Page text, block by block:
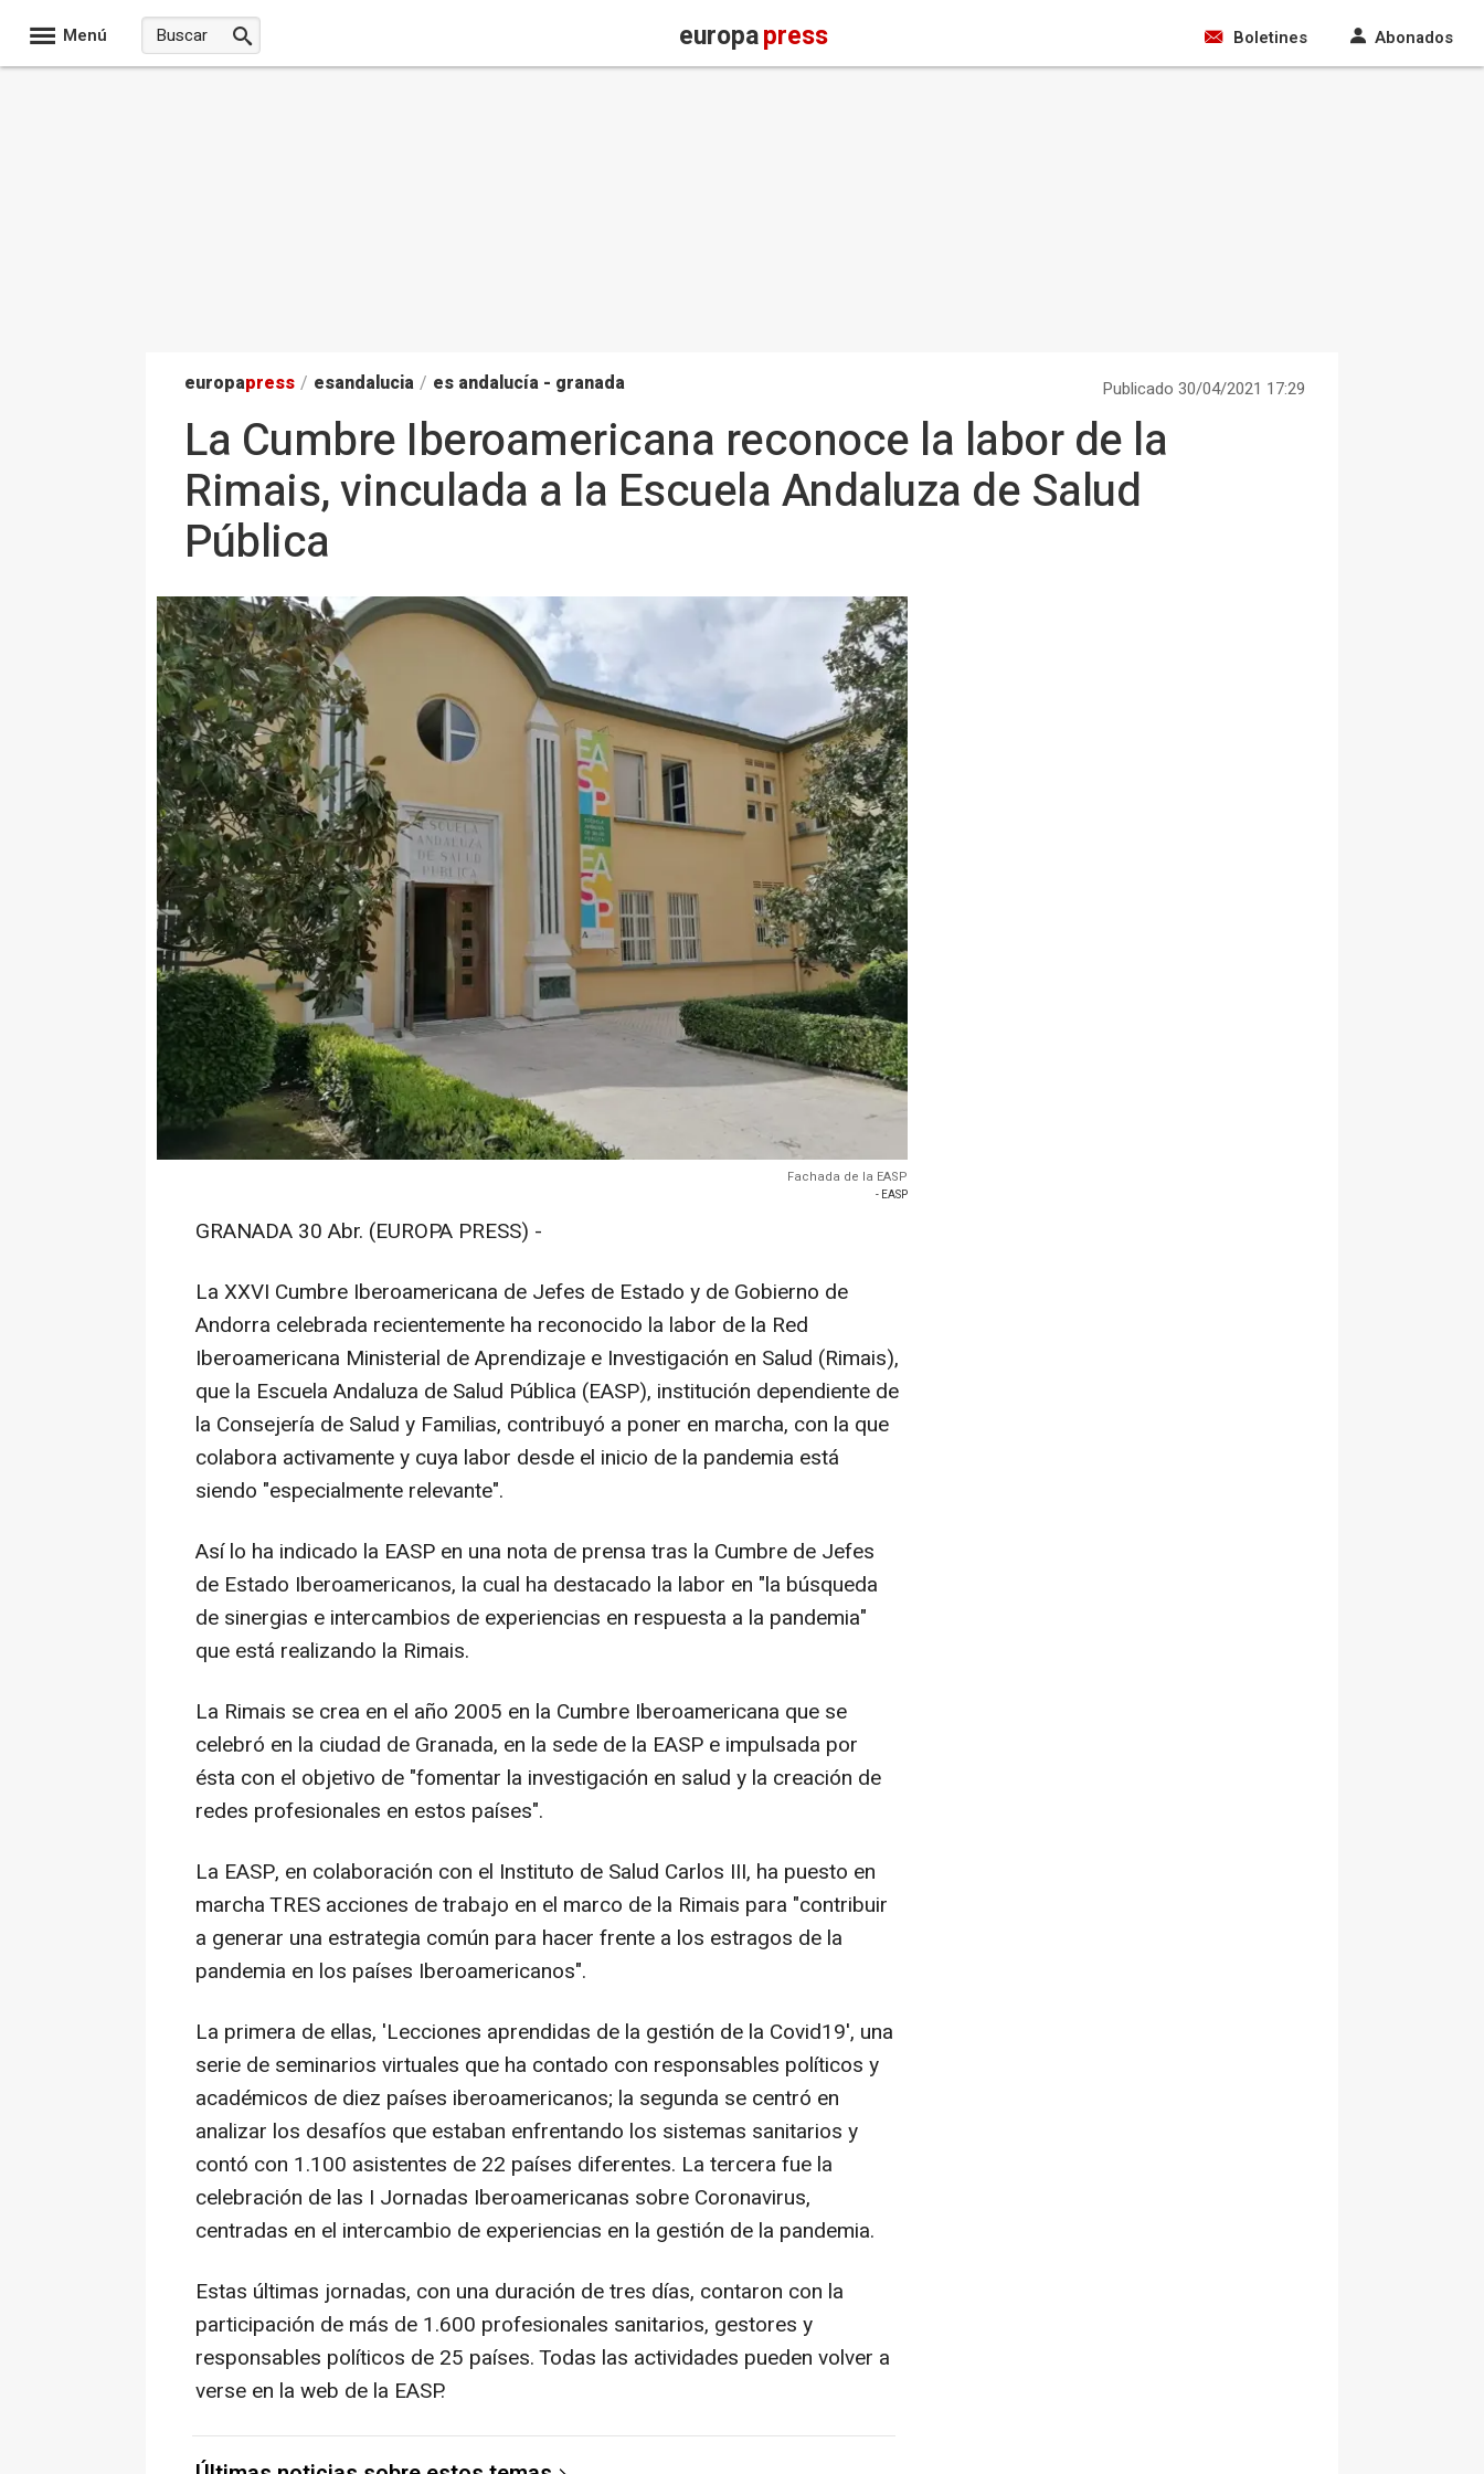
Menú europapress Boletines Abonados
europapress / esandalucia / es andalucía - granada Publicado 30/04/2021 17:29
La Cumbre Iberoamericana reconoce la labor de la
Rimais, vinculada a la Escuela Andaluza de Salud
Pública
Fachada de la EASP
- EASP
GRANADA 30 Abr. (EUROPA PRESS) -
La XXVI Cumbre Iberoamericana de Jefes de Estado y de Gobierno de
Andorra celebrada recientemente ha reconocido la labor de la Red
Iberoamericana Ministerial de Aprendizaje e Investigación en Salud (Rimais),
que la Escuela Andaluza de Salud Pública (EASP), institución dependiente de
la Consejería de Salud y Familias, contribuyó a poner en marcha, con la que
colabora activamente y cuya labor desde el inicio de la pandemia está
siendo "especialmente relevante".
Así lo ha indicado la EASP en una nota de prensa tras la Cumbre de Jefes
de Estado Iberoamericanos, la cual ha destacado la labor en "la búsqueda
de sinergias e intercambios de experiencias en respuesta a la pandemia"
que está realizando la Rimais.
La Rimais se crea en el año 2005 en la Cumbre Iberoamericana que se
celebró en la ciudad de Granada, en la sede de la EASP e impulsada por
ésta con el objetivo de "fomentar la investigación en salud y la creación de
redes profesionales en estos países".
La EASP, en colaboración con el Instituto de Salud Carlos III, ha puesto en
marcha TRES acciones de trabajo en el marco de la Rimais para "contribuir
a generar una estrategia común para hacer frente a los estragos de la
pandemia en los países Iberoamericanos".
La primera de ellas, 'Lecciones aprendidas de la gestión de la Covid19', una
serie de seminarios virtuales que ha contado con responsables políticos y
académicos de diez países iberoamericanos; la segunda se centró en
analizar los desafíos que estaban enfrentando los sistemas sanitarios y
contó con 1.100 asistentes de 22 países diferentes. La tercera fue la
celebración de las I Jornadas Iberoamericanas sobre Coronavirus,
centradas en el intercambio de experiencias en la gestión de la pandemia.
Estas últimas jornadas, con una duración de tres días, contaron con la
participación de más de 1.600 profesionales sanitarios, gestores y
responsables políticos de 25 países. Todas las actividades pueden volver a
verse en la web de la EASP.